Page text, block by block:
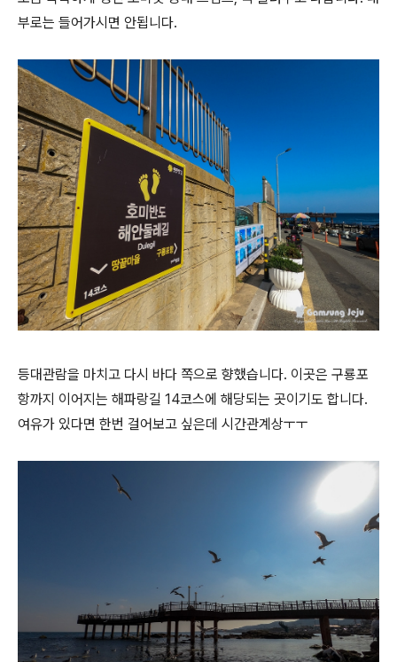
부로는 들어가시면 안됩니다.
등대관람을 마치고 다시 바다 쪽으로 향했습니다. 이곳은 구룡포
항까지 이어지는 해파랑길 14코스에 해당되는 곳이기도 합니다.
여유가 있다면 한번 걸어보고 싶은데 시간관계상ㅜㅜ